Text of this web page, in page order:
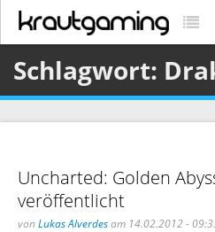
Schlagwort:
Uncharted: Golden
veröffentlicht
von Lukas Alverdesam 14.02.2012 -